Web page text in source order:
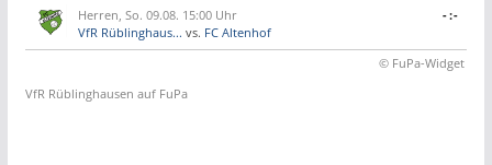
Herren, So. 09.08. 15:00 Uhr
VfR Rüblinghaus... vs. FC Altenhof
-:-
© FuPa-Widget
VfR Rüblinghausen auf FuPa